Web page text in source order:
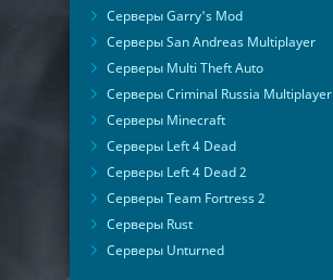
Серверы Garry's Mod
Серверы San Andreas Multiplayer
Серверы Multi Theft Auto
Серверы Criminal Russia Multiplayer
Серверы Minecraft
Серверы Left 4 Dead
Серверы Left 4 Dead 2
Серверы Team Fortress 2
Серверы Rust
Серверы Unturned